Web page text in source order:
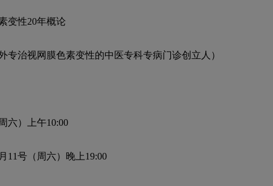
变性20年概论
专治视网膜色素变性的中医专科专病门诊创立人 ）
六）上午10:00
11号（周六）晚上19:00